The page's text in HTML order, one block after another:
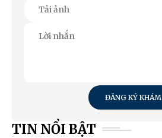
ĐĂNG KÝ KHÁM
TIN NỔI BẬT